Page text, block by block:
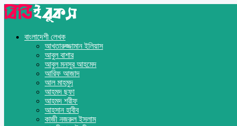
বাংলাদেশী লেখক
আখতারুজ্জামান ইলিয়াস
আবুল বাশার
আবুল মনসুর আহমেদ
আরিফ আজাদ
আল মাহমুদ
আহমদ ছফা
আহমদ শরীফ
আহসান হাবীব
কাজী নজরুল ইসলাম